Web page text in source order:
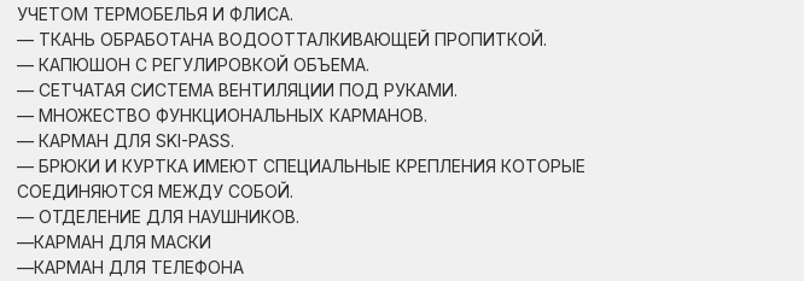
УЧЕТОМ ТЕРМОБЕЛЬЯ И ФЛИСА.
— ТКАНЬ ОБРАБОТАНА ВОДООТТАЛКИВАЮЩЕЙ ПРОПИТКОЙ.
— КАПЮШОН С РЕГУЛИРОВКОЙ ОБЪЕМА.
— СЕТЧАТАЯ СИСТЕМА ВЕНТИЛЯЦИИ ПОД РУКАМИ.
— МНОЖЕСТВО ФУНКЦИОНАЛЬНЫХ КАРМАНОВ.
— КАРМАН ДЛЯ SKI-PASS.
— БРЮКИ И КУРТКА ИМЕЮТ СПЕЦИАЛЬНЫЕ КРЕПЛЕНИЯ КОТОРЫЕ
СОЕДИНЯЮТСЯ МЕЖДУ СОБОЙ.
— ОТДЕЛЕНИЕ ДЛЯ НАУШНИКОВ.
—КАРМАН ДЛЯ МАСКИ
—КАРМАН ДЛЯ ТЕЛЕФОНА